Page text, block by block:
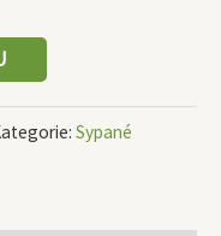
Sypané